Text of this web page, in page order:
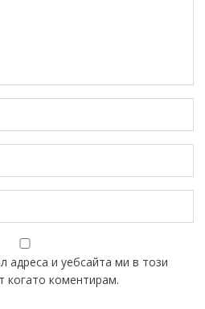
адреса и уебсайта ми в този
когато коментирам.